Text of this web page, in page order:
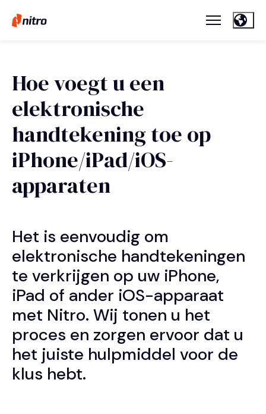
Hoe voegt u een
elektronische
handtekening toe op
iPhone/iPad/iOS-
apparaten
Het is eenvoudig om
elektronische handtekeningen
te verkrijgen op uw iPhone,
iPad of ander iOS-apparaat
met Nitro. Wij tonen u het
proces en zorgen ervoor dat u
het juiste hulpmiddel voor de
klus hebt.